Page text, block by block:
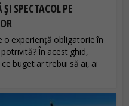
SPECTACOL PE
o experiență obligatorie în
În acest ghid,
buget ar trebui să ai, ai